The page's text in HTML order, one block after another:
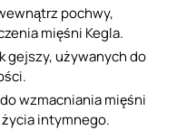
pochwy,
mięśni Kegla.
gejszy, używanych do
wzmacniania mięśni
intymnego.